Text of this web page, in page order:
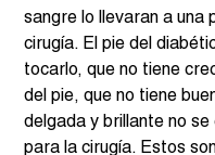
sangre lo llevaran a una
cirugía. El pie del
tocarlo, que no tiene
del pie, que no tiene
delgada y brillante no
para la cirugía. Estos